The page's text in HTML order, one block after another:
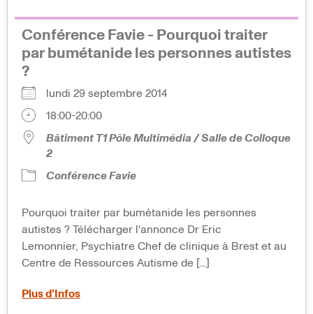
Conférence Favie - Pourquoi traiter
par bumétanide les personnes autistes
?
lundi 29 septembre 2014
18:00-20:00
Bâtiment T1 Pôle Multimédia / Salle de Colloque
2
Conférence Favie
Pourquoi traiter par bumétanide les personnes
autistes ? Télécharger l'annonce Dr Eric
Lemonnier, Psychiatre Chef de clinique à Brest et au
Centre de Ressources Autisme de [...]
Plus d’Infos